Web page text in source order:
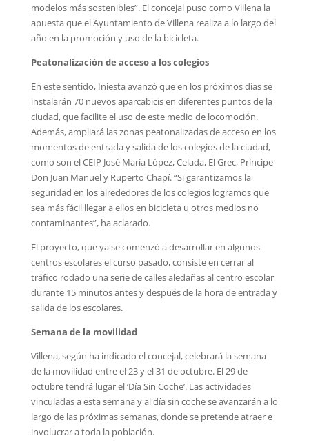
modelos más sostenibles”. El concejal puso como Villena la
apuesta que el Ayuntamiento de Villena realiza a lo largo del
año en la promoción y uso de la bicicleta.
Peatonalización de acceso a los colegios
En este sentido, Iniesta avanzó que en los próximos días se
instalarán 70 nuevos aparcabicis en diferentes puntos de la
ciudad, que facilite el uso de este medio de locomoción.
Además, ampliará las zonas peatonalizadas de acceso en los
momentos de entrada y salida de los colegios de la ciudad,
como son el CEIP José María López, Celada, El Grec, Príncipe
Don Juan Manuel y Ruperto Chapí. “Si garantizamos la
seguridad en los alrededores de los colegios logramos que
sea más fácil llegar a ellos en bicicleta u otros medios no
contaminantes”, ha aclarado.
El proyecto, que ya se comenzó a desarrollar en algunos
centros escolares el curso pasado, consiste en cerrar al
tráfico rodado una serie de calles aledañas al centro escolar
durante 15 minutos antes y después de la hora de entrada y
salida de los escolares.
Semana de la movilidad
Villena, según ha indicado el concejal, celebrará la semana
de la movilidad entre el 23 y el 31 de octubre. El 29 de
octubre tendrá lugar el ‘Día Sin Coche’. Las actividades
vinculadas a esta semana y al día sin coche se avanzarán a lo
largo de las próximas semanas, donde se pretende atraer e
involucrar a toda la población.